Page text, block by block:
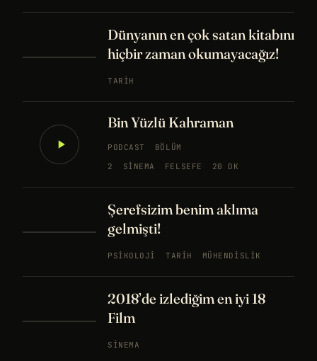
Dünyanın en çok satan kitabını
hiçbir zaman okumayacağız!
TARIH
Bin Yüzlü Kahraman
PODCAST
BÖLÜM
2
SINEMA FELSEFE 20 DK
Şerefsizim benim aklıma
gelmişti!
PSIKOLOJI TARIH MÜHENDISLIK
2018’de izlediğim en iyi 18
Film
SINEMA